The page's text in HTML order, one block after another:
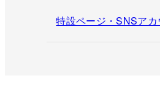
特設ページ・SNSア